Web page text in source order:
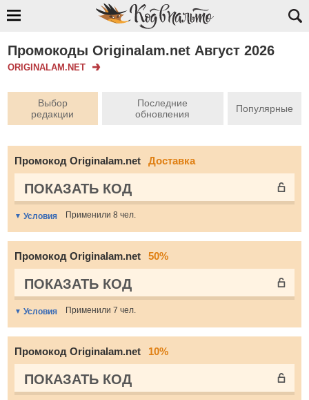
Промокоды Originalam.net Август 2026
ORIGINALAM.NET
Выбор
редакции
Последние
обновления
Популярные
Промокод Originalam.net Доставка
ПОКАЗАТЬ КОД
Условия Применили 8 чел.
Промокод Originalam.net 50%
ПОКАЗАТЬ КОД
Условия Применили 7 чел.
Промокод Originalam.net 10%
ПОКАЗАТЬ КОД